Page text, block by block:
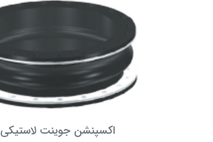
اکسپنشن جوینت لاستیکی